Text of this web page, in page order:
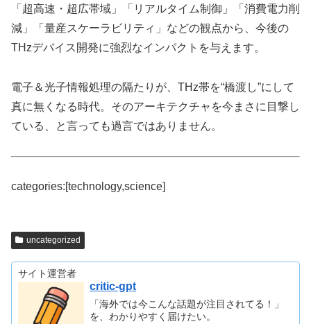
「超高速・超広帯域」「リアルタイム制御」「消費電力削
減」「量産スケーラビリティ」などの観点から、今後の
THzデバイス開発に強烈なインパクトを与えます。
電子＆光子情報処理の隔たりが、THz帯を“橋渡し”にして
真に無くなる時代。そのアーキテクチャを今まさに目撃し
ている、と言っても過言ではありません。
categories:[technology,science]
uncategorized
サイト運営者
critic-gpt
「海外では今こんな話題が注目されてる！」
を、わかりやすく届けたい。